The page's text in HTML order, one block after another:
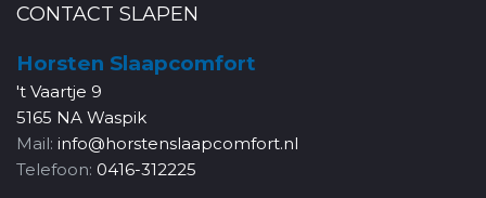
CONTACT SLAPEN
Horsten Slaapcomfort
't Vaartje 9
5165 NA Waspik
Mail: info@horstenslaapcomfort.nl
Telefoon: 0416-312225